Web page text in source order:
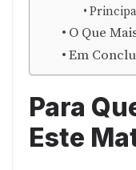
O Que
Em
Para
Este